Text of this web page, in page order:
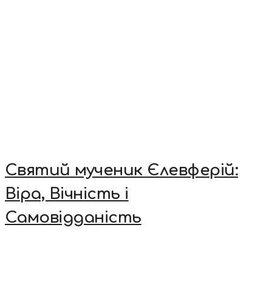
Святий мученик Єлевферій:
Віра, Вічність і
Самовідданість